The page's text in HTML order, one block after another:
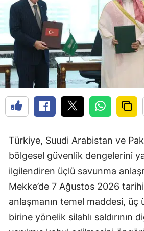
Türkiye, Suudi Arabistan ve
bölgesel güvenlik dengelerini
ilgilendiren üçlü savunma
Mekke’de 7 Ağustos 2026
anlaşmanın temel maddesi, üç
birine yönelik silahlı saldırının